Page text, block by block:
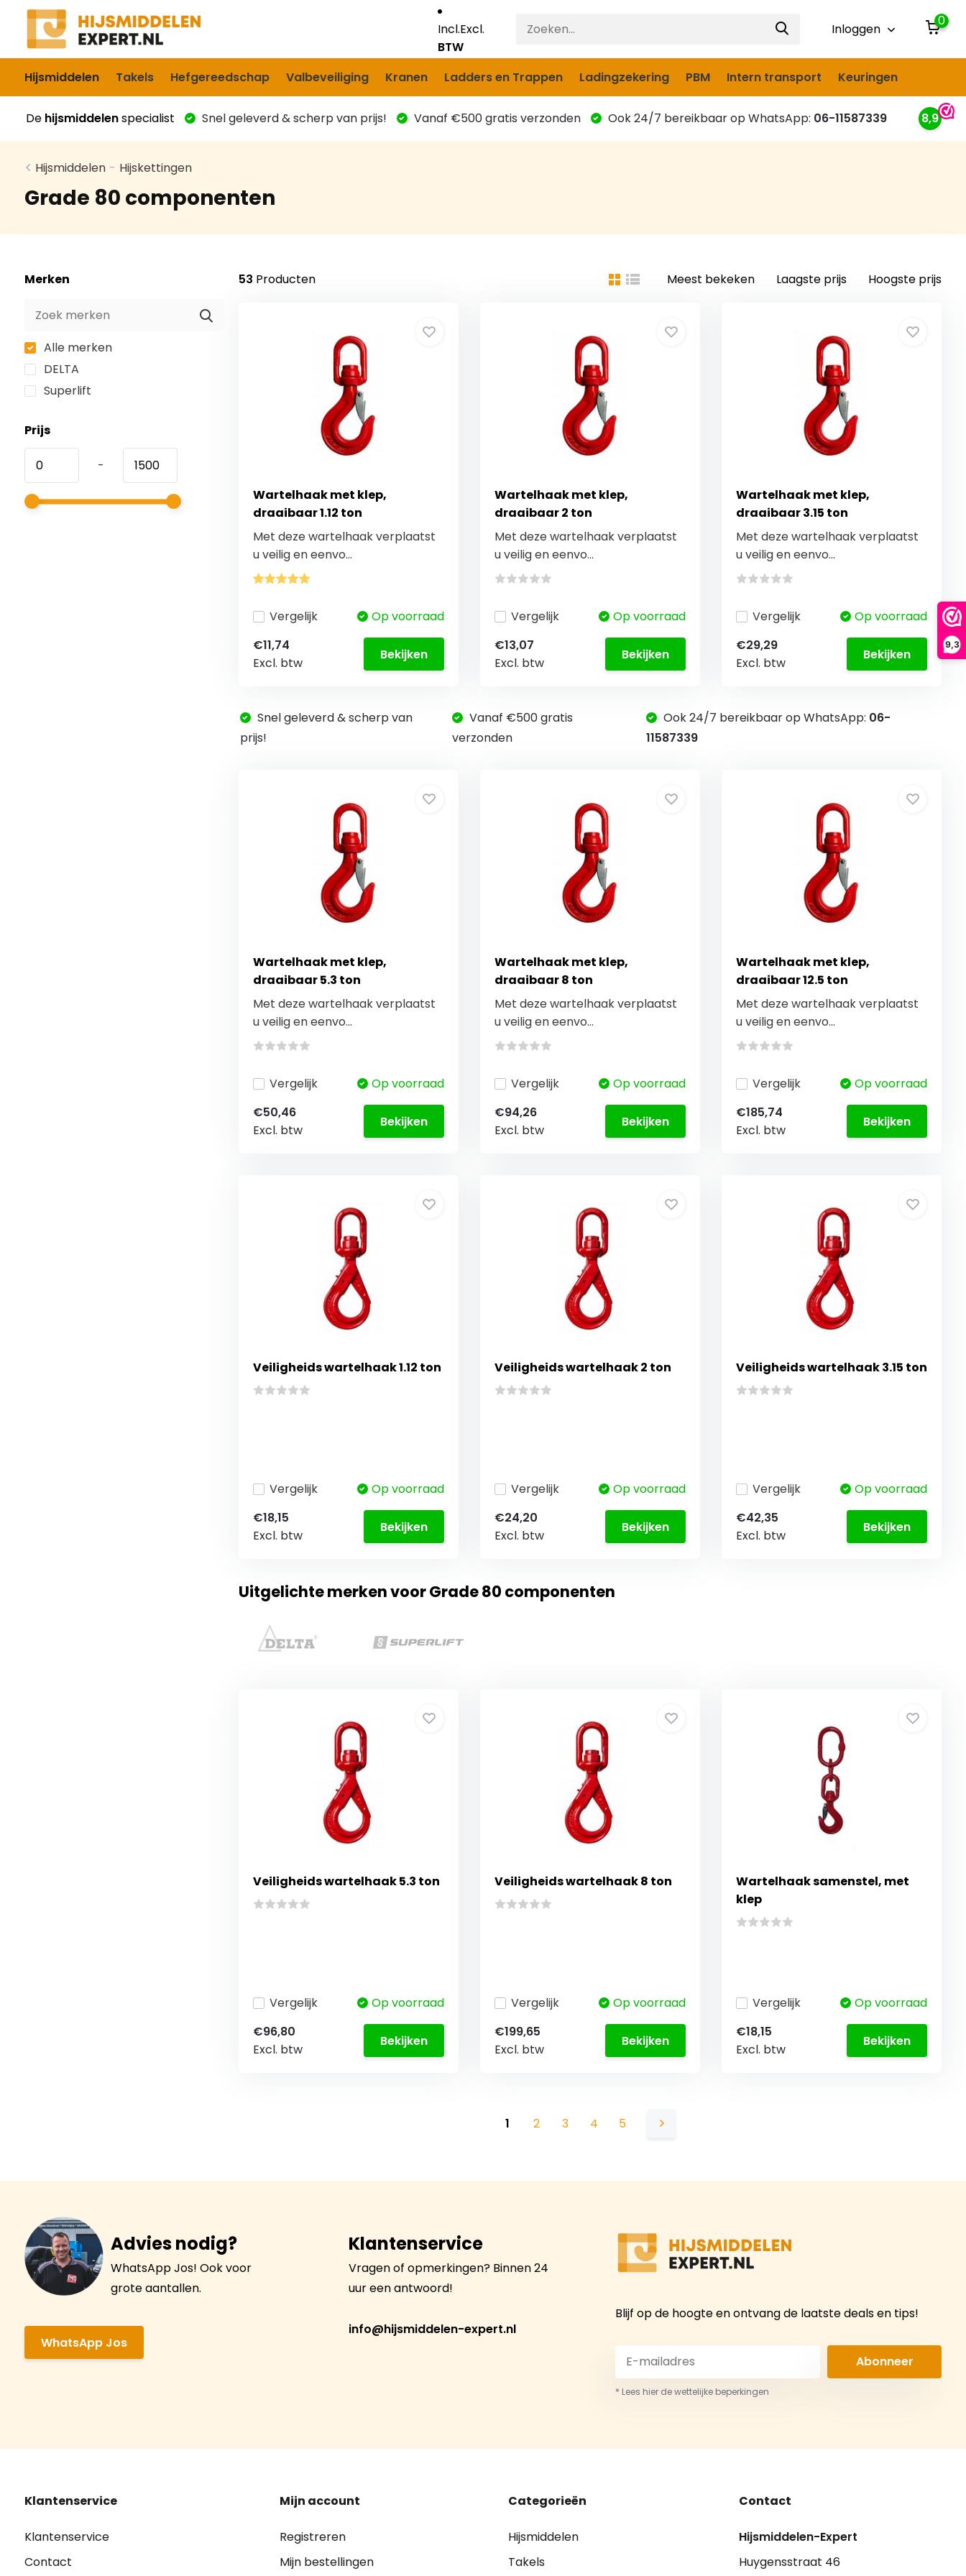
9,3
Incl.Excl.
BTW
Inloggen
0
Hijsmiddelen Takels Hefgereedschap Valbeveiliging Kranen Ladders en Trappen Ladingzekering PBM Intern transport Keuringen
De hijsmiddelenspecialist Snel geleverd & scherp van prijs! Vanaf €500 gratis verzonden Ook 24/7 bereikbaar op WhatsApp: 06-11587339 8,9
Hijsmiddelen - Hijskettingen
Grade 80 componenten
Merken
Alle merken
DELTA
Superlift
Prijs
-
53 Producten Meest bekeken Laagste prijs Hoogste prijs
Wartelhaak met klep,
draaibaar 1.12 ton
Met deze wartelhaak verplaatst
u veilig en eenvo...
Vergelijk
Op voorraad
€11,74
Excl. btw
Bekijken
Wartelhaak met klep,
draaibaar 2 ton
Met deze wartelhaak verplaatst
u veilig en eenvo...
Vergelijk
Op voorraad
€13,07
Excl. btw
Bekijken
Wartelhaak met klep,
draaibaar 3.15 ton
Met deze wartelhaak verplaatst
u veilig en eenvo...
Vergelijk
Op voorraad
€29,29
Excl. btw
Bekijken
Snel geleverd & scherp van
prijs!
Vanaf €500 gratis
verzonden
Ook 24/7 bereikbaar op WhatsApp: 06-
11587339
Wartelhaak met klep,
draaibaar 5.3 ton
Met deze wartelhaak verplaatst
u veilig en eenvo...
Vergelijk
Op voorraad
€50,46
Excl. btw
Bekijken
Wartelhaak met klep,
draaibaar 8 ton
Met deze wartelhaak verplaatst
u veilig en eenvo...
Vergelijk
Op voorraad
€94,26
Excl. btw
Bekijken
Wartelhaak met klep,
draaibaar 12.5 ton
Met deze wartelhaak verplaatst
u veilig en eenvo...
Vergelijk
Op voorraad
€185,74
Excl. btw
Bekijken
Veiligheids wartelhaak 1.12 ton
Vergelijk
Op voorraad
€18,15
Excl. btw
Bekijken
Veiligheids wartelhaak 2 ton
Vergelijk
Op voorraad
€24,20
Excl. btw
Bekijken
Veiligheids wartelhaak 3.15 ton
Vergelijk
Op voorraad
€42,35
Excl. btw
Bekijken
Uitgelichte merken voor Grade 80 componenten
Veiligheids wartelhaak 5.3 ton
Vergelijk
Op voorraad
€96,80
Excl. btw
Bekijken
Veiligheids wartelhaak 8 ton
Vergelijk
Op voorraad
€199,65
Excl. btw
Bekijken
Wartelhaak samenstel, met
klep
Vergelijk
Op voorraad
€18,15
Excl. btw
Bekijken
1 2 3 4 5
Advies nodig?
WhatsApp Jos! Ook voor
grote aantallen.
WhatsApp Jos
Klantenservice
Vragen of opmerkingen? Binnen 24
uur een antwoord!
info@hijsmiddelen-expert.nl
Blijf op de hoogte en ontvang de laatste deals en tips!
Abonneer
* Lees hier de wettelijke beperkingen
Klantenservice
Klantenservice
Contact
Mijn account
Registreren
Mijn bestellingen
Categorieën
Hijsmiddelen
Takels
Contact
Hijsmiddelen-Expert
Huygensstraat 46